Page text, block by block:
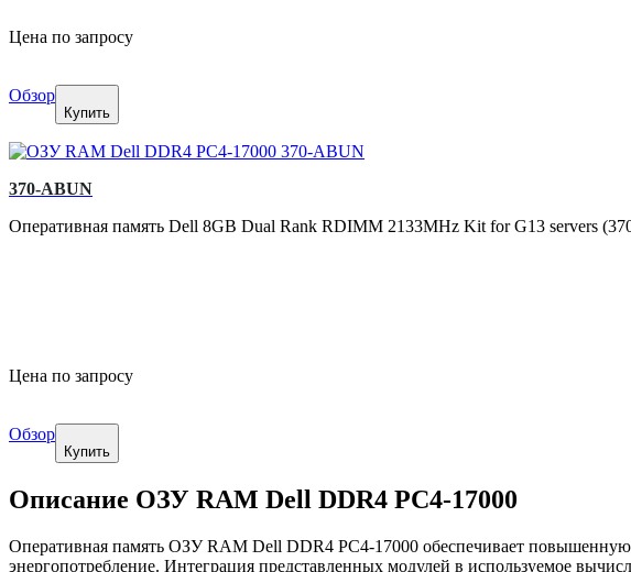
Цена по запросу
Обзор
Купить
370-ABUN
Оперативная память Dell 8GB Dual Rank RDIMM 2133MHz Kit for G13 servers
Цена по запросу
Обзор
Купить
Описание ОЗУ RAM Dell DDR4 PC4-17000
Оперативная память ОЗУ RAM Dell DDR4 PC4-17000 обеспечивает
энергопотребление. Интеграция представленных модулей в используемое